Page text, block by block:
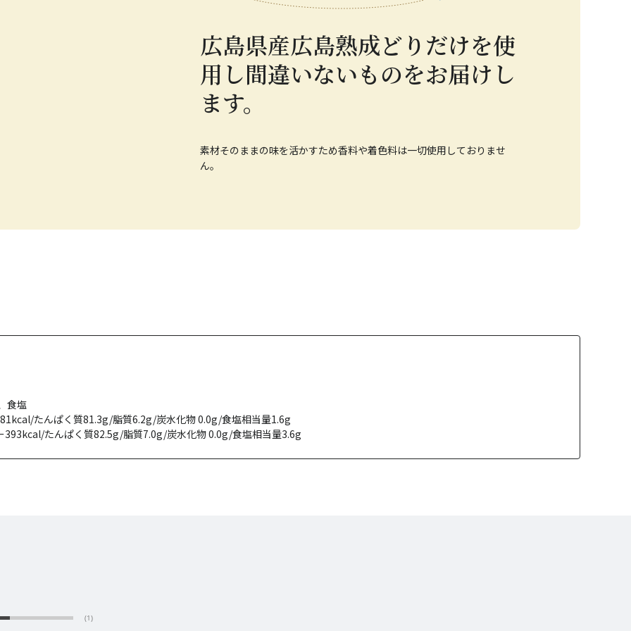
広島県産広島熟成どりだけを使
用し間違いないものをお届けし
ます。
素材そのままの味を活かすため香料や着色料は一切使用しておりませ
ん。
食塩
たんぱく質81.3g/脂質6.2g/炭水化物 0.0g/食塩相当量1.6g
393kcal/たんぱく質82.5g/脂質7.0g/炭水化物 0.0g/食塩相当量3.6g
(1)